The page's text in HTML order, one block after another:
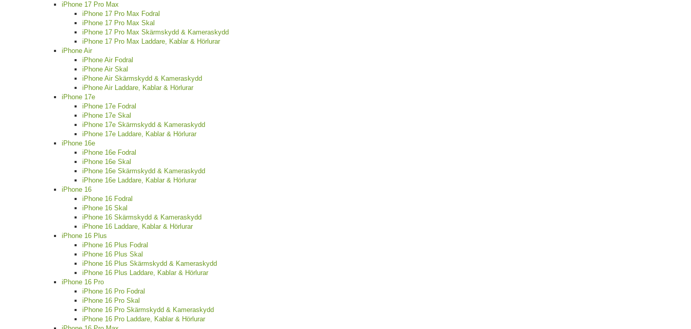
iPhone 17 Pro Max
iPhone 17 Pro Max Fodral
iPhone 17 Pro Max Skal
iPhone 17 Pro Max Skärmskydd & Kameraskydd
iPhone 17 Pro Max Laddare, Kablar & Hörlurar
iPhone Air
iPhone Air Fodral
iPhone Air Skal
iPhone Air Skärmskydd & Kameraskydd
iPhone Air Laddare, Kablar & Hörlurar
iPhone 17e
iPhone 17e Fodral
iPhone 17e Skal
iPhone 17e Skärmskydd & Kameraskydd
iPhone 17e Laddare, Kablar & Hörlurar
iPhone 16e
iPhone 16e Fodral
iPhone 16e Skal
iPhone 16e Skärmskydd & Kameraskydd
iPhone 16e Laddare, Kablar & Hörlurar
iPhone 16
iPhone 16 Fodral
iPhone 16 Skal
iPhone 16 Skärmskydd & Kameraskydd
iPhone 16 Laddare, Kablar & Hörlurar
iPhone 16 Plus
iPhone 16 Plus Fodral
iPhone 16 Plus Skal
iPhone 16 Plus Skärmskydd & Kameraskydd
iPhone 16 Plus Laddare, Kablar & Hörlurar
iPhone 16 Pro
iPhone 16 Pro Fodral
iPhone 16 Pro Skal
iPhone 16 Pro Skärmskydd & Kameraskydd
iPhone 16 Pro Laddare, Kablar & Hörlurar